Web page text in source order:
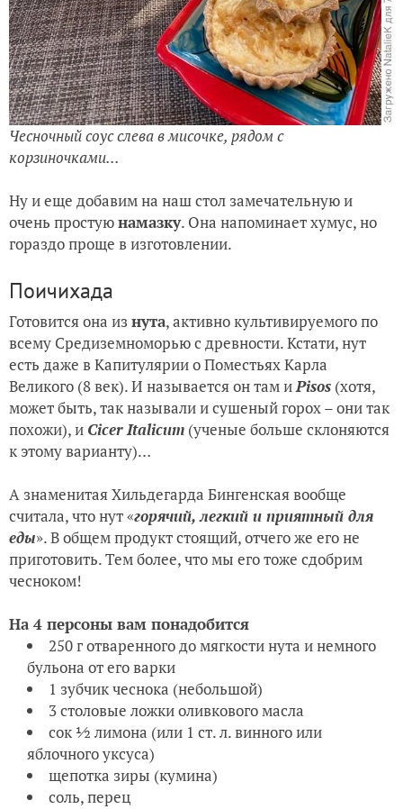
Чесночный соус слева в мисочке, рядом с
корзиночками...
Ну и еще добавим на наш стол замечательную и
очень простуюнамазку. Она напоминает хумус, но
гораздо проще в изготовлении.
Поичихада
Готовится она из нута, активно культивируемого по
всему Средиземноморью с древности. Кстати, нут
есть даже в Капитулярии о Поместьях Карла
Великого (8 век). И называется он там иPisos (хотя,
может быть, так называли и сушеный горох – они так
похожи), и Cicer Italicum (ученые больше склоняются
к этому варианту)…
А знаменитая Хильдегарда Бингенская вообще
считала, что нут «горячий, легкий и приятный для
еды». В общем продукт стоящий, отчего же его не
приготовить. Тем более, что мы его тоже сдобрим
чесноком!
На 4 персоны вам понадобится
250 г отваренного до мягкости нута и немного
бульона от его варки
1 зубчик чеснока (небольшой)
3 столовые ложки оливкового масла
сок ½ лимона (или 1 ст. л. винного или
яблочного уксуса)
щепотка зиры (кумина)
соль, перец